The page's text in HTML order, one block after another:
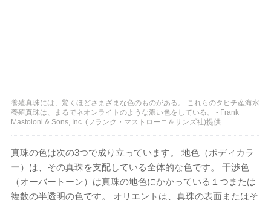
養殖真珠には、驚くほどさまざまな色のものがある。 これらのタヒチ産海水
養殖真珠は、まるでネオンライトのような濃い色をしている。 - Frank
Mastoloni & Sons, Inc. (フランク・マストローニ＆サンズ社)提供
真珠の色は次の3つで成り立っています。 地色（ボディカラ
ー）は、その真珠を支配している全体的な色です。 干渉色
（オーバートーン）は真珠の地色にかかっている１つまたは
複数の半透明の色です。 オリエントは、真珠の表面またはそ